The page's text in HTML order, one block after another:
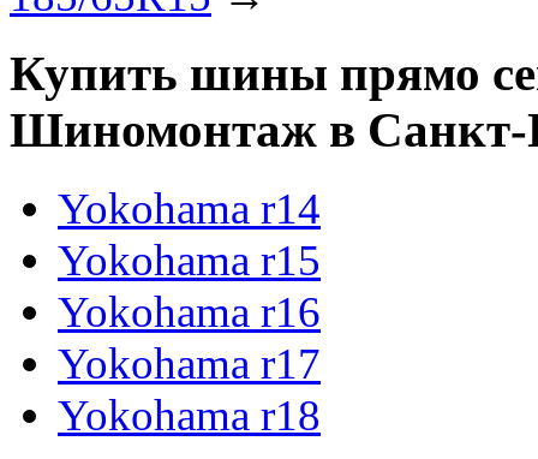
Купить шины прямо
Шиномонтаж в Санкт-
Yokohama r14
Yokohama r15
Yokohama r16
Yokohama r17
Yokohama r18